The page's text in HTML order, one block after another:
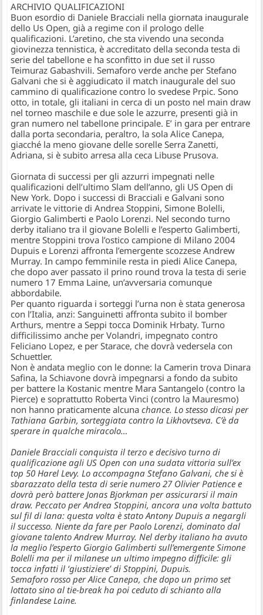
ARCHIVIO QUALIFICAZIONI
Buon esordio di Daniele Bracciali nella giornata inaugurale
dello Us Open, già a regime con il prologo delle
qualificazioni. L’aretino, che sta vivendo una seconda
giovinezza tennistica, è accreditato della seconda testa di
serie del tabellone e ha sconfitto in due set il russo
Teimuraz Gabashvili. Semaforo verde anche perStefano
Galvani che si è aggiudicato il match inaugurale del suo
cammino di qualificazione contro lo svedese Prpic. Sono
otto, in totale, gli italiani in cerca di un posto nel main draw
nel torneo maschile e due sole le azzurre, presenti già in
gran numero nel tabellone principale. E’ in gara per entrare
dalla porta secondaria, peraltro, la solaAlice Canepa,
giacché la meno giovane delle sorelle Serra Zanetti,
Adriana, si è subito arresa alla ceca Libuse Prusova.
Giornata di successi per gli azzurri impegnati nelle
qualificazioni dell’ultimo Slam dell’anno, gli US Open di
New York. Dopo i successi di Bracciali e Galvani sono
arrivate le vittorie diAndrea Stoppini,Simone Bolelli,
Giorgio Galimbertie Paolo Lorenzi. Nel secondo turno
derby italiano tra il giovane Bolelli e l’esperto Galimberti,
mentre Stoppini trova l’ostico campione di Milano 2004
Dupuis e Lorenzi affronta l’emergente scozzese Andrew
Murray. In campo femminile resta in piediAlice Canepa,
che dopo aver passato il prino round trova la testa di serie
numero 17 Emma Laine, un’avversaria comunque
abbordabile.
Per quanto riguarda i sorteggi l’urna non è stata generosa
con l’Italia, anzi: Sanguinetti affronta subito il bomber
Arthurs, mentre a Seppi tocca Dominik Hrbaty. Turno
difficilissimo anche per Volandri, impegnato contro
Feliciano Lopez, e per Starace, che dovrà vedersela con
Schuettler.
Non è andata meglio con le donne: la Camerin trova Dinara
Safina, la Schiavone dovrà impegnarsi a fondo da subito
per battere la Kostanic mentre Mara Santangelo (contro la
Pierce) e soprattutto Roberta Vinci (contro la Mauresmo)
non hanno praticamente alcunachance. Lo stesso dicasi per
Tathiana Garbin, sorteggiata contro la Likhovtseva. C’è da
sperare in qualche miracolo…
Daniele Bracciali conquista il terzo e decisivo turno di
qualificazione agli US Open con una sudata vittoria sull’ex
top 50 Harel Levy. Lo accompagnaStefano Galvani, che si è
sbarazzato della testa di serie numero 27 Olivier Patience e
dovrà però battere Jonas Bjorkman per assicurarsi il main
draw. Peccato perAndrea Stoppini, ancora una volta battuto
sul fil di lana: questa volta è stato Antony Dupuis a negargli
il successo. Niente da fare perPaolo Lorenzi, dominato dal
giovane talento Andrew Murray. Nel derby italiano ha avuto
la meglio l’esperto Giorgio Galimberti sull’emergenteSimone
Bolelli ma per il milanese un ultimo impegno difficile: gli
tocca infatti il ‘giustiziere’ di Stoppini, Dupuis.
Semaforo rosso perAlice Canepa, che dopo un primo set
lottato sino al tie-break ha poi ceduto di schianto alla
finlandese Laine.